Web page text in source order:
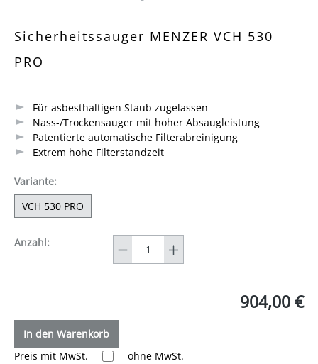
Sicherheitssauger MENZER VCH 530
PRO
Für asbesthaltigen Staub zugelassen
Nass-/Trockensauger mit hoher Absaugleistung
Patentierte automatische Filterabreinigung
Extrem hohe Filterstandzeit
Varianteauswählen
:
VCH 530 PRO
Anzahl:
904,00 €
In den Warenkorb
Preis mit MwSt.
ohne MwSt.